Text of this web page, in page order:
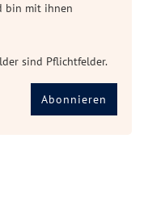
bin mit ihnen
sind Pflichtfelder.
Abonnieren